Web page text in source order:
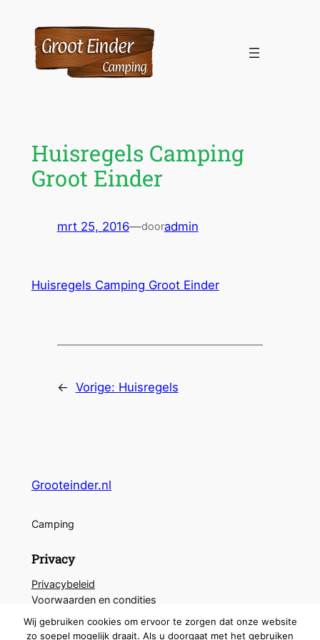
inhoud
Huisregels Camping
Groot Einder
mrt 25, 2016—dooradmin
Huisregels Camping Groot Einder
← Vorige: Huisregels
Grooteinder.nl
Camping
Privacy
Privacybeleid
Voorwaarden en condities
Neem contact met ons op
Wij gebruiken cookies om ervoor te zorgen dat onze website
zo soepel mogelijk draait. Als u doorgaat met het gebruiken